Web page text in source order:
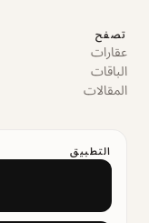
تصفح
عقارات
الباقات
المقالات
التطبيق